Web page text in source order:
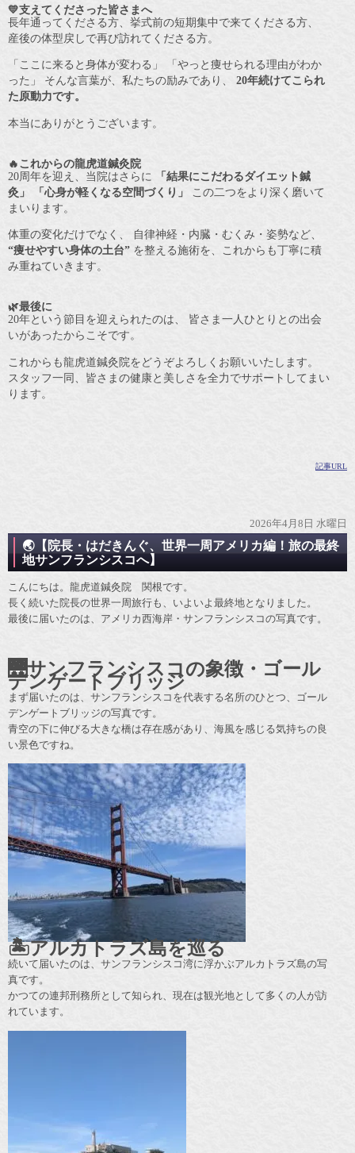
💛支えてくださった皆さまへ
長年通ってくださる方、挙式前の短期集中で来てくださる方、
産後の体型戻しで再び訪れてくださる方。
「ここに来ると身体が変わる」 「やっと痩せられる理由がわか
った」 そんな言葉が、私たちの励みであり、 20年続けてこられ
た原動力です。
本当にありがとうございます。
🔥これからの龍虎道鍼灸院
20周年を迎え、当院はさらに
「結果にこだわるダイエット鍼
灸」
「心身が軽くなる空間づくり」
この二つをより深く磨いて
まいります。
体重の変化だけでなく、 自律神経・内臓・むくみ・姿勢など、
“痩せやすい身体の土台” を整える施術を、これからも丁寧に積
み重ねていきます。
🌿最後に
20年という節目を迎えられたのは、 皆さま一人ひとりとの出会
いがあったからこそです。
これからも龍虎道鍼灸院をどうぞよろしくお願いいたします。
スタッフ一同、皆さまの健康と美しさを全力でサポートしてまい
ります。
記事URL
2026年4月8日 水曜日
🌏【院長・はだきんぐ、世界一周アメリカ編！旅の最終
地サンフランシスコへ】
こんにちは。龍虎道鍼灸院 関根です。
長く続いた院長の世界一周旅行も、いよいよ最終地となりました。
最後に届いたのは、アメリカ西海岸・サンフランシスコの写真です。
🌉サンフランシスコの象徴・ゴール
デンゲートブリッジ
まず届いたのは、サンフランシスコを代表する名所のひとつ、ゴール
デンゲートブリッジの写真です。
青空の下に伸びる大きな橋は存在感があり、海風を感じる気持ちの良
い景色ですね。
🏝️アルカトラズ島を巡る
続いて届いたのは、サンフランシスコ湾に浮かぶアルカトラズ島の写
真です。
かつての連邦刑務所として知られ、現在は観光地として多くの人が訪
れています。